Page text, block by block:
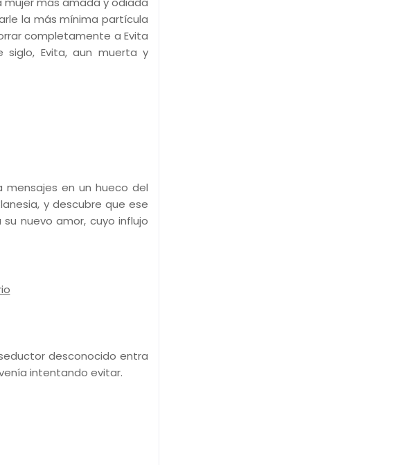
la más mínima partícula
completamente a Evita
Evita, aun muerta y
mensajes en un hueco del
y descubre que ese
nuevo amor, cuyo influjo
desconocido entra
intentando evitar.